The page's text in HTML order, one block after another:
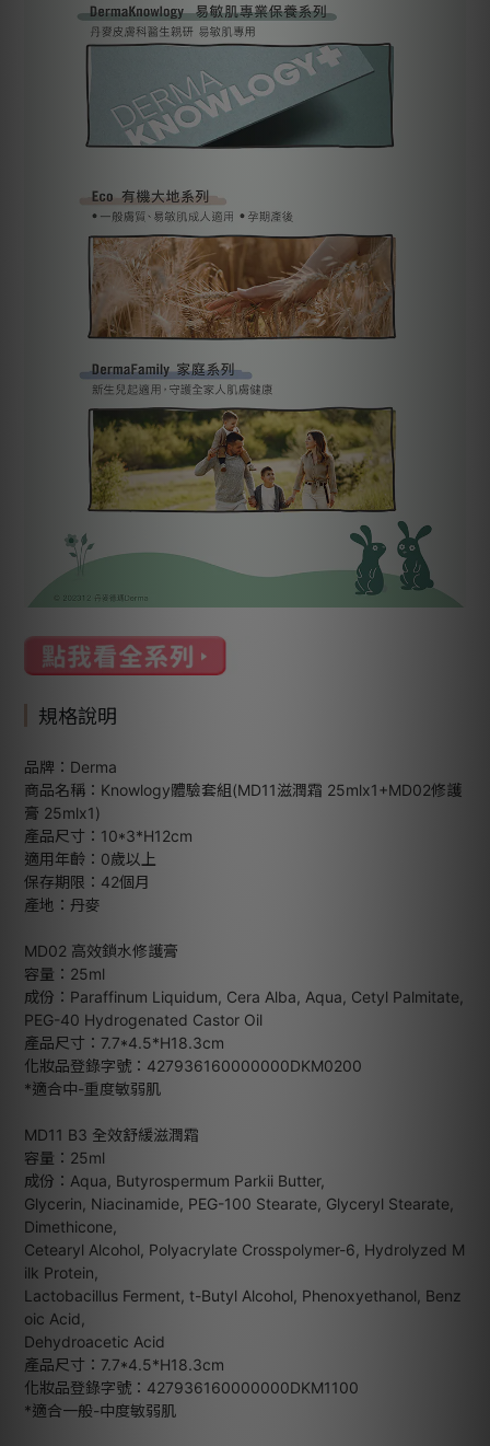
規格說明
品牌：Derma
商品名稱：Knowlogy體驗套組(MD11滋潤霜 25mlx1+MD02修護
膏 25mlx1)
產品尺寸：10*3*H12cm
適用年齡：0歲以上
保存期限：42個月
產地：丹麥
MD02 高效鎖水修護膏
容量：25ml
成份：Paraffinum Liquidum, Cera Alba, Aqua, Cetyl Palmitate,
PEG-40 Hydrogenated Castor Oil
產品尺寸：7.7*4.5*H18.3cm
化妝品登錄字號：427936160000000DKM0200
*適合中-重度敏弱肌
MD11 B3 全效舒緩滋潤霜
容量：25ml
成份：Aqua, Butyrospermum Parkii Butter,
Glycerin, Niacinamide, PEG-100 Stearate, Glyceryl Stearate,
Dimethicone,
Cetearyl Alcohol, Polyacrylate Crosspolymer-6, Hydrolyzed M
ilk Protein,
Lactobacillus Ferment, t-Butyl Alcohol, Phenoxyethanol, Benz
oic Acid,
Dehydroacetic Acid
產品尺寸：7.7*4.5*H18.3cm
化妝品登錄字號：427936160000000DKM1100
*適合一般-中度敏弱肌